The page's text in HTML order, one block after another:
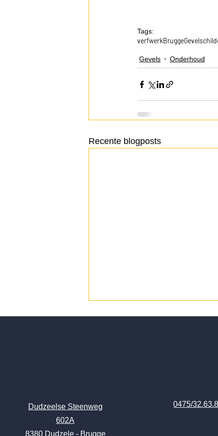
Tags:
verfwerkBrugge
Gevels Onderhoud
Recente blogposts
spuiten van verf
Dudzeelse Steenweg
602A
8380 Dudzele - Brugge
0475/32.63.